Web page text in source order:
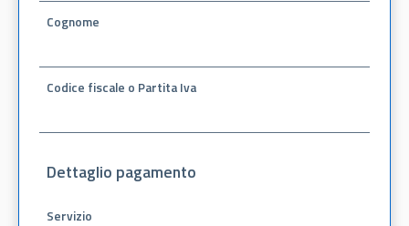
Cognome
Codice fiscale o Partita Iva
Dettaglio pagamento
Servizio